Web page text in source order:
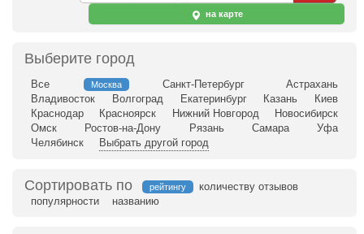
на карте
Выберите город
Все Москва Санкт-Петербург
Астрахань
Владивосток
Волгоград Екатеринбург Казань
Киев
Краснодар
Красноярск Нижний Новгород
Новосибирск
Омск
Ростов-на-Дону Рязань Самара
Уфа
Челябинск
Выбрать другой город
Сортировать по рейтингу
количеству отзывов
популярности
названию